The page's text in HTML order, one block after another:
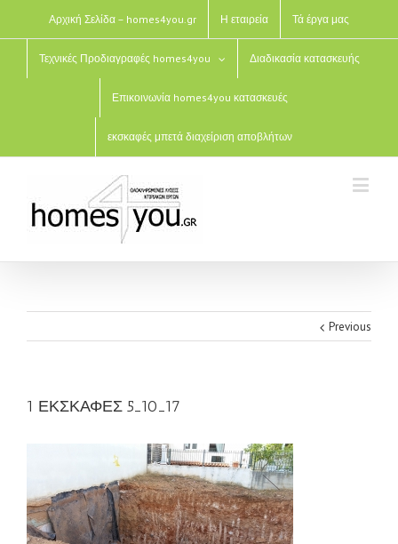
Αρχική Σελίδα – homes4you.gr Η εταιρεία Τά έργα μας
Τεχνικές Προδιαγραφές homes4you Διαδικασία κατασκευής
Επικοινωνία homes4you κατασκευές
εκσκαφές μπετά διαχείριση αποβλήτων
Previous
1 ΕΚΣΚΑΦΕΣ 5_10_17